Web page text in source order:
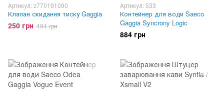
Артикул: z770191090
Клапан скидання тиску Gaggia
250 грн 484 грн
Артикул: 533
Контейнер для води Saeco
Gaggia Syncrony Logic
884 грн